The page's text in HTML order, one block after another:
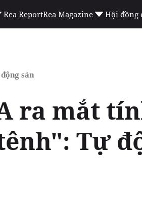
Rea ReportRea Magazine Hội đồng
sản
ra mắt
Tự